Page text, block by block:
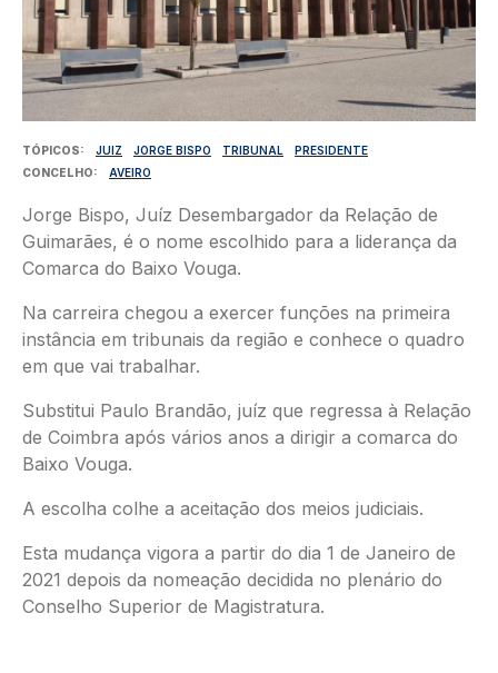
TÓPICOS JUIZ JORGE BISPO TRIBUNAL
PRESIDENTE
CONCELHO
AVEIRO
Jorge Bispo, Juíz Desembargador da Relação de
Guimarães, é o nome escolhido para a liderança da
Comarca do Baixo Vouga.
Na carreira chegou a exercer funções na primeira
instância em tribunais da região e conhece o quadro
em que vai trabalhar.
Substitui Paulo Brandão, juíz que regressa à Relação
de Coimbra após vários anos a dirigir a comarca do
Baixo Vouga.
A escolha colhe a aceitação dos meios judiciais.
Esta mudança vigora a partir do dia 1 de Janeiro de
2021 depois da nomeação decidida no plenário do
Conselho Superior de Magistratura.